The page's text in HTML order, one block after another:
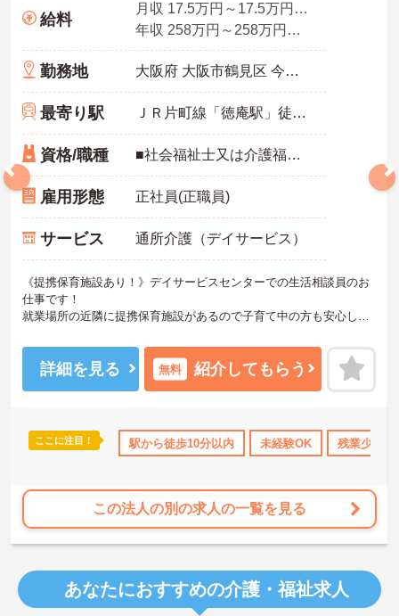
保険完備 交通費支給 退職金制度あり
給料
月収 17.5万円～17.5万円程度（諸手当含む）
年収 258万円～258万円程度（賞与3.0ヵ月の場合）
勤務地 大阪府 大阪市鶴見区 今津北3丁目7番4号
最寄り駅 ＪＲ片町線「徳庵駅」徒歩9分
資格/職種 ■社会福祉士又は介護福祉士免許 ※未経験相談可能 ■普通自動車運転免許
雇用形態 正社員(正職員)
サービス 通所介護（デイサービス）
《提携保育施設あり！》デイサービスセンターでの生活相談員のお
仕事です！
就業場所の近隣に提携保育施設があるので子育て中の方も安心して
ご興味ある方には、面接のポイントなど、さらに詳細をお話致しま
すのでお気軽にご相談ください。
詳細を見る 無料 紹介してもらう
ここに注目！ 駅から徒歩10分以内 未経験OK 残業少なめ
この法人の別の求人の一覧を見る
あなたにおすすめの介護・福祉求人